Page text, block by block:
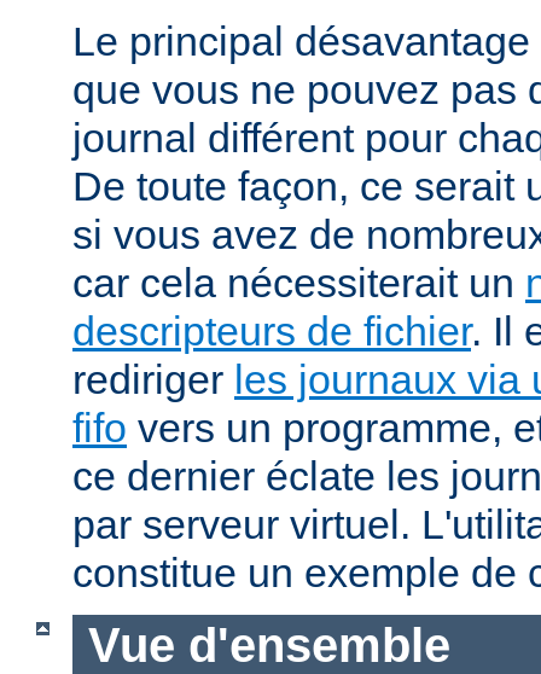
Le principal
que vous ne pouvez pas
journal différent pour
De toute façon, ce serait
si vous avez de
car cela nécessiterait un
descripteurs de fichier. Il
rediriger les journaux via
fifo vers un programme,
ce dernier éclate les
par serveur virtuel.
constitue un exemple de
Vue d'ensemble